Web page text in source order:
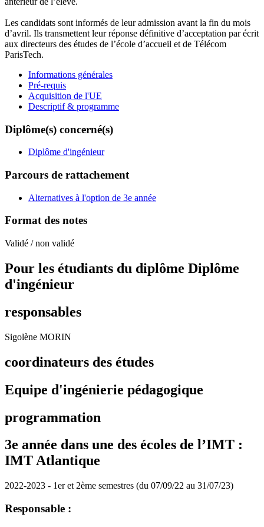
Les candidats sont informés de leur admission avant la fin du mois
d’avril. Ils transmettent leur réponse définitive d’acceptation par écrit
aux directeurs des études de l’école d’accueil et de Télécom
ParisTech.
Informations générales
Pré-requis
Acquisition de l'UE
Descriptif & programme
Diplôme(s) concerné(s)
Diplôme d'ingénieur
Parcours de rattachement
Alternatives à l'option de 3e année
Format des notes
Validé / non validé
Pour les étudiants du diplôme Diplôme
d'ingénieur
responsables
Sigolène MORIN
coordinateurs des études
Equipe d'ingénierie pédagogique
programmation
3e année dans une des écoles de l’IMT :
IMT Atlantique
2022-2023 - 1er et 2ème semestres (du 07/09/22 au 31/07/23)
Responsable :